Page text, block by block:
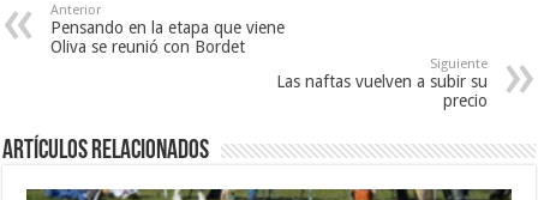
Anterior
Pensando en la etapa que viene
Oliva se reunió con Bordet
Siguiente
Las naftas vuelven a subir su
precio
Artículos Relacionados